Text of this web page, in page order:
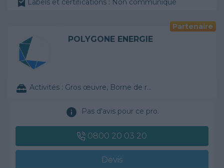
Labels et certifications : Non communiqué
Partenaire
POLYGONE ENERGIE
Activités : Gros œuvre, Borne de recharge
Pas d'avis pour ce pro.
0800 20 03 20
Devis